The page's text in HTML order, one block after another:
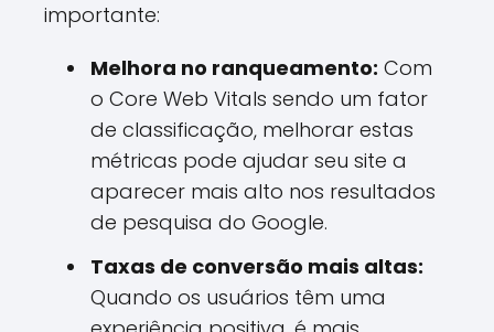
importante:
Melhora no ranqueamento: Com
o Core Web Vitals sendo um fator
de classificação, melhorar estas
métricas pode ajudar seu site a
aparecer mais alto nos resultados
de pesquisa do Google.
Taxas de conversão mais altas:
Quando os usuários têm uma